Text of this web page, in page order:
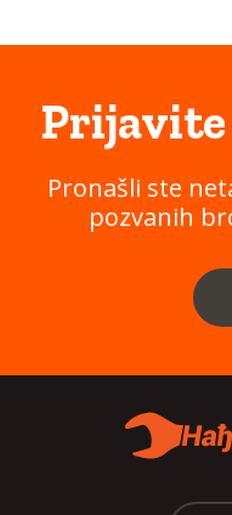
Prijavite
Pronašli ste
pozvanih